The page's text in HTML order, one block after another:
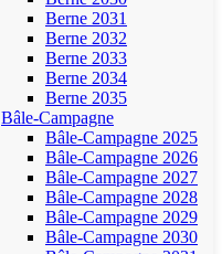
Berne 2031
Berne 2032
Berne 2033
Berne 2034
Berne 2035
Bâle-Campagne
Bâle-Campagne 2025
Bâle-Campagne 2026
Bâle-Campagne 2027
Bâle-Campagne 2028
Bâle-Campagne 2029
Bâle-Campagne 2030